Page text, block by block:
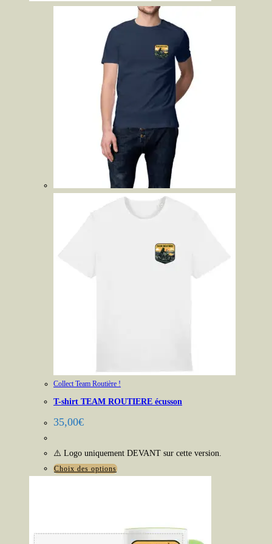
Collect Team Routière !
T-shirt TEAM ROUTIERE écusson
35,00€
⚠️ Logo uniquement DEVANT sur cette version.
Choix des optionsCe
variations.